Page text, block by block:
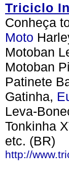
Triciclo
Conheça
Moto
Motoban
Motoban
Patinete
Gatinha,
Leva-
Tonkinha
etc. (BR)
http://